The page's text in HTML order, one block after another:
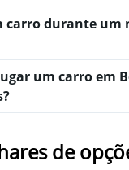
carro durante um
um carro em
de